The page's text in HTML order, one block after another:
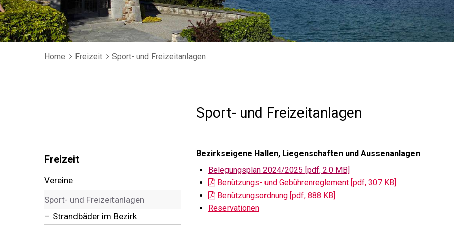
Breadcrumb
Home Freizeit Sport- und Freizeitanlagen
Subnavigation
Freizeit
Vereine
Sport- und Freizeitanlagen
Strandbäder im Bezirk
Sport- und Freizeitanlagen
Bezirkseigene Hallen, Liegenschaften und Aussenanlagen
Belegungsplan 2024/2025 [pdf, 2.0 MB]
Benützungs- und Gebührenreglement [pdf, 307 KB]
Benützungsordnung [pdf, 888 KB]
Reservationen